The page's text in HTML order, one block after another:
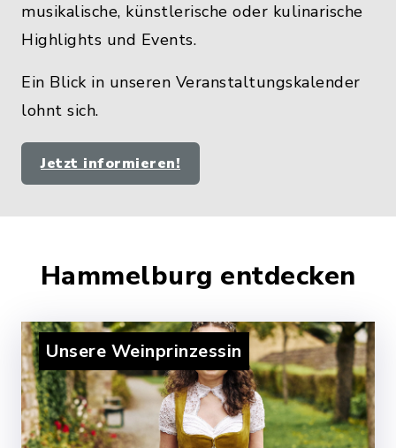
musikalische, künstlerische oder kulinarische
Highlights und Events.
Ein Blick in unseren Veranstaltungskalender
lohnt sich.
Jetzt informieren!
Hammelburg entdecken
Unsere Weinprinzessin